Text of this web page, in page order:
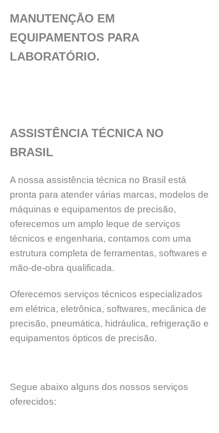
MANUTENÇĀO EM
EQUIPAMENTOS PARA
LABORATÓRIO.
ASSISTÊNCIA TÉCNICA NO
BRASIL
A nossa assistência técnica no Brasil está
pronta para atender várias marcas, modelos de
máquinas e equipamentos de precisão,
oferecemos um amplo leque de serviços
técnicos e engenharia, contamos com uma
estrutura completa de ferramentas, softwares e
mão-de-obra qualificada.
Oferecemos serviços técnicos especializados
em elétrica, eletrônica, softwares, mecânica de
precisão, pneumática, hidráulica, refrigeração e
equipamentos ópticos de precisão.
Segue abaixo alguns dos nossos serviços
oferecidos: